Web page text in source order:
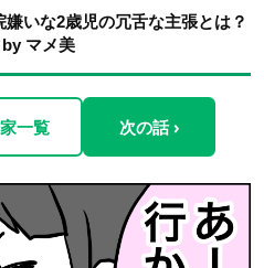
いな2歳児の冗舌な主張とは？
マメ美
一覧 次の話 ›